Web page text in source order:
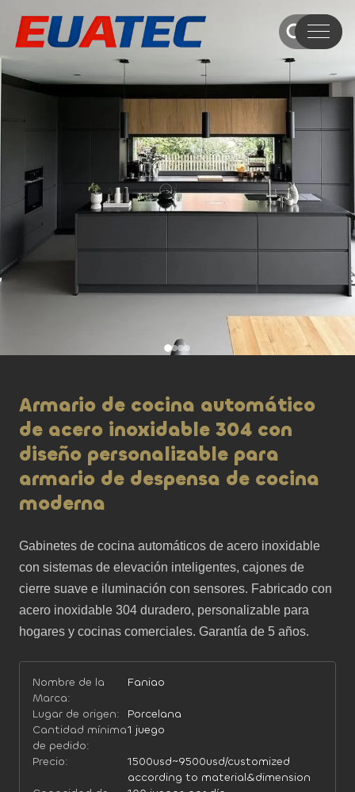
Armario de cocina automático
de acero inoxidable 304 con
diseño personalizable para
armario de despensa de cocina
moderna
Gabinetes de cocina automáticos de acero inoxidable
con sistemas de elevación inteligentes, cajones de
cierre suave e iluminación con sensores. Fabricado con
acero inoxidable 304 duradero, personalizable para
hogares y cocinas comerciales. Garantía de 5 años.
Nombre de la
Marca:
Faniao
Lugar de origen:
Porcelana
Cantidad mínima
de pedido:
1 juego
Precio:
1500usd~9500usd/customized
according to material&dimension